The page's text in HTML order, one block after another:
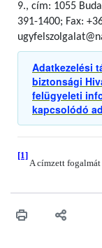
9., cím: 1055
391-1400; Fax:
Adatkezelési
biztonsági
felügyeleti
kapcsolódó
[1]
A címzett